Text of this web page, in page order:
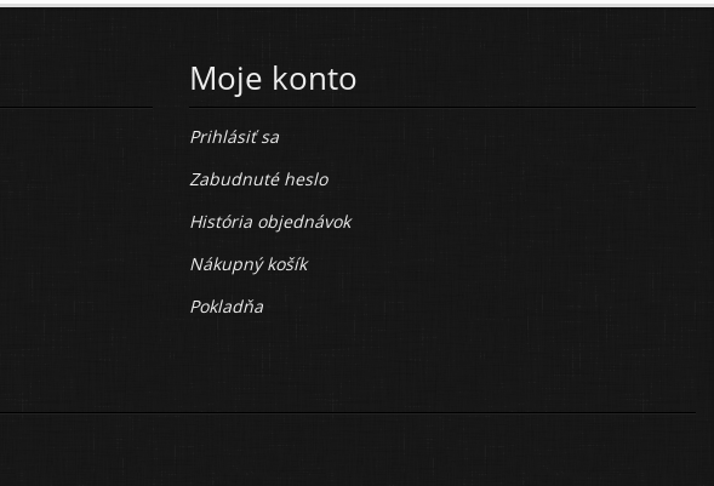
Moje konto
Prihlásiť sa
Zabudnuté heslo
História objednávok
Nákupný košík
Pokladňa